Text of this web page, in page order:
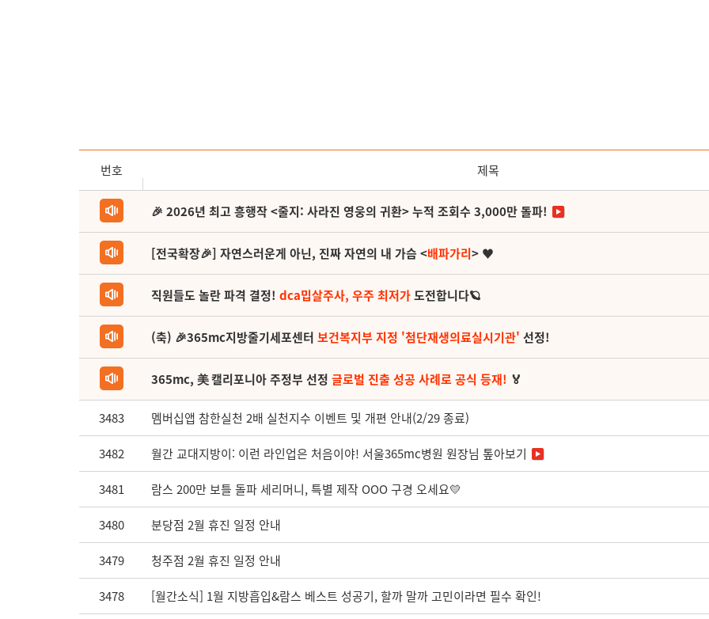
번호 제목
🎉 2026년 최고 흥행작 <줄지: 사라진 영웅의 귀환> 누적 조회수 3,000만 돌파!
[전국확장🎉] 자연스러운게 아닌, 진짜 자연의 내 가슴 <배파가리> ♥
직원들도 놀란 파격 결정! dca밉살주사, 우주 최저가도전합니다🪐
(축) 🎉365mc지방줄기세포센터 보건복지부 지정 '첨단재생의료실시기관' 선정!
365mc, 美 캘리포니아 주정부 선정 글로벌 진출 성공 사례로 공식 등재! 🏅
3483 멤버십앱 참한실천 2배 실천지수 이벤트 및 개편 안내(2/29 종료)
3482 월간 교대지방이: 이런 라인업은 처음이야! 서울365mc병원 원장님 톺아보기
3481 람스 200만 보틀 돌파 세리머니, 특별 제작 OOO 구경 오세요💛
3480 분당점 2월 휴진 일정 안내
3479 청주점 2월 휴진 일정 안내
3478 [월간소식] 1월 지방흡입&람스 베스트 성공기, 할까 말까 고민이라면 필수 확인!